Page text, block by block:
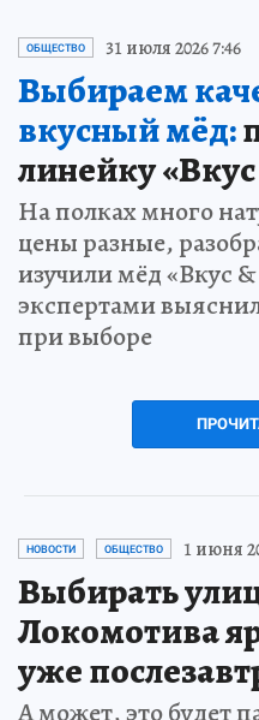
ОБЩЕСТВО 31 июля 2026 7:46
Выбираем
вкусный мёд:
линейку
На полках много
цены разные,
изучили мёд «Вкус
экспертами
при выборе
НОВОСТИ ОБЩЕСТВО 1 июня
Выбирать
Локомотива
уже
А может, это будет